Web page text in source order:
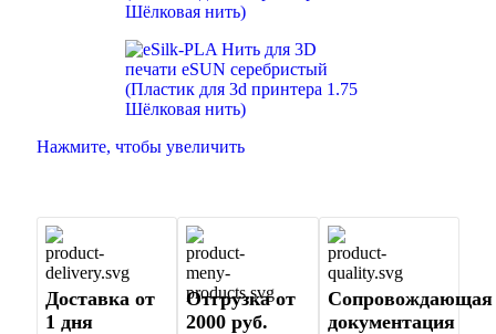
Нажмите, чтобы увеличить
Доставка от
1 дня
Отгрузка от
2000 руб.
Сопровождающая
документация